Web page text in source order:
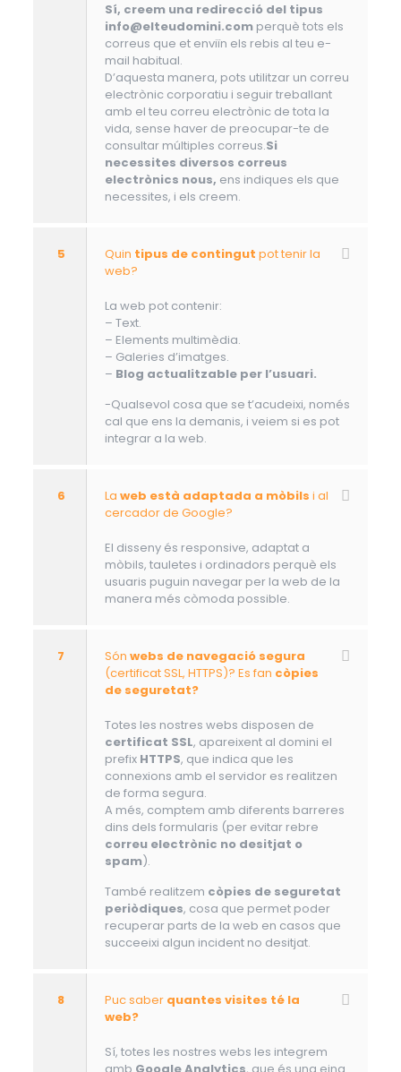
Sí, creem una redirecció del tipus
info@elteudomini.comperquè tots els
correus que et enviïn els rebis al teu e-
mail habitual.
D’aquesta manera, pots utilitzar un correu
electrònic corporatiu i seguir treballant
amb el teu correu electrònic de tota la
vida, sense haver de preocupar-te de
consultar múltiples correus.Si
necessites diversos correus
electrònics nous, ens indiques els que
necessites, i els creem.
5 Quin tipus de contingut pot tenir la
web?
La web pot contenir:
– Text.
– Elements multimèdia.
– Galeries d’imatges.
– Blog actualitzable per l’usuari.
-Qualsevol cosa que se t’acudeixi, només
cal que ens la demanis, i veiem si es pot
integrar a la web.
6 La web està adaptada a mòbils i al
cercador de Google?
El disseny és responsive, adaptat a
mòbils, tauletes i ordinadors perquè els
usuaris puguin navegar per la web de la
manera més còmoda possible.
7 Són webs de navegació segura
(certificat SSL, HTTPS)? Es fan còpies
de seguretat?
Totes les nostres webs disposen de
certificat SSL, apareixent al domini el
prefix HTTPS, que indica que les
connexions amb el servidor es realitzen
de forma segura.
A més, comptem amb diferents barreres
dins dels formularis (per evitar rebre
correu electrònic no desitjat o
spam).
També realitzem còpies de seguretat
periòdiques, cosa que permet poder
recuperar parts de la web en casos que
succeeixi algun incident no desitjat.
8 Puc saber quantes visites té la
web?
Sí, totes les nostres webs les integrem